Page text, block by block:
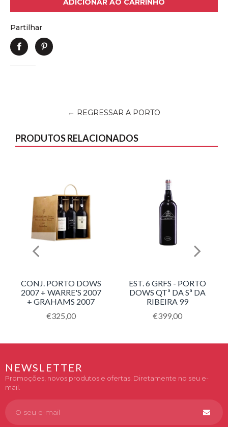
ADICIONAR AO CARRINHO
Partilhar
Partilhe
← REGRESSAR A PORTO
PRODUTOS RELACIONADOS
CONJ. PORTO DOWS
2007 + WARRE'S 2007
+ GRAHAMS 2007
Translation
PT.products.product.regular_price
€325,00
EST. 6 GRFS - PORTO
DOWS QTª DA Sª DA
RIBEIRA 99
Translation
€399,00
NEWSLETTER
Promoções, novos produtos e ofertas. Diretamente no seu e-
mail.